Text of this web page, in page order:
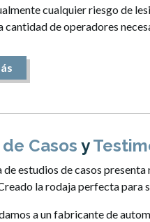
cualquier riesgo de
cantidad de operadores
Casos y
estudios de casos
la rodaja perfecta para
a un fabricante de